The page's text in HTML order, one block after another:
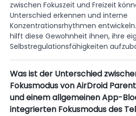
zwischen Fokuszeit und Freizeit
Unterschied erkennen und interne
Konzentrationsrhythmen
hilft diese Gewohnheit ihnen, ihre
Selbstregulationsfähigkeiten
Was ist der Unterschied
Fokusmodus von AirDroid
und einem allgemeinen App-
integrierten Fokusmodus des